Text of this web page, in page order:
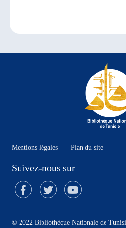
Mentions légales Plan du site
Suivez-nous sur
© 2022 Bibliothèque Nationale de